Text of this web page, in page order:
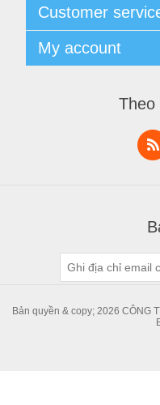
Thông tin liên hệ
Thương Hiệu
Tin Tức
Customer
Sản phẩm đã xem
Bài viết chia sẻ kiến thức
My account
Theo
Bản quyền & copy; 2026 CÔNG